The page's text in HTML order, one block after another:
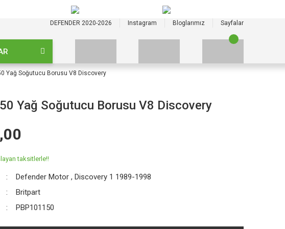
DEFENDER 2020-2026 Instagram Bloglarımız Sayfalar
Yağ Soğutucu Borusu V8 Discovery
Yağ Soğutucu Borusu V8 Discovery
taksitlerle!!
Defender Motor ,Discovery 1 1989-1998
Britpart
PBP101150